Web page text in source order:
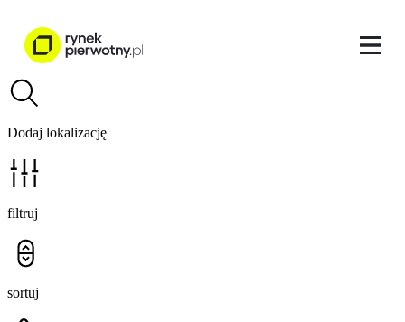
Dodaj lokalizację
filtruj
sortuj